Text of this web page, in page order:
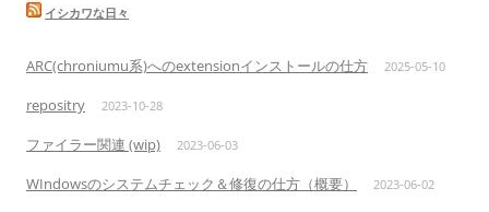
イシカワな日々
ARC(chroniumu系)へのextensionインストールの仕方 2025-05-10
repositry 2023-10-28
ファイラー関連 (wip) 2023-06-03
WIndowsのシステムチェック＆修復の仕方（概要） 2023-06-02